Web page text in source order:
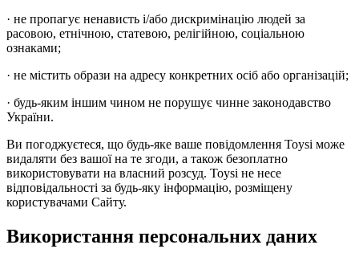
· не пропагує ненависть і/або дискримінацію людей за
расовою, етнічною, статевою, релігійною, соціальною
ознаками;
· не містить образи на адресу конкретних осіб або організацій;
· будь-яким іншим чином не порушує чинне законодавство
України.
Ви погоджуєтеся, що будь-яке ваше повідомлення Toysi може
видаляти без вашої на те згоди, а також безоплатно
використовувати на власний розсуд. Toysi не несе
відповідальності за будь-яку інформацію, розміщену
користувачами Сайту.
Використання персональних даних